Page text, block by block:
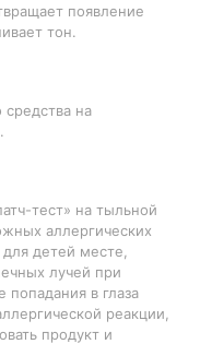
появление
тон.
на
тест» на тыльной
аллергических
детей месте,
лучей при
попадания в глаза
реакции,
продукт и